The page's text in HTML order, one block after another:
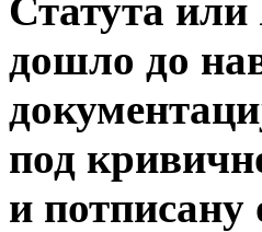
Статута или
дошло до
под
и потписану